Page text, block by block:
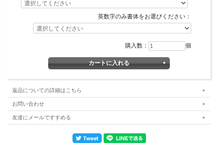
英数字のみ書体をお選びください：
購入数： 個
返品についての詳細はこちら
お問い合わせ
友達にメールですすめる